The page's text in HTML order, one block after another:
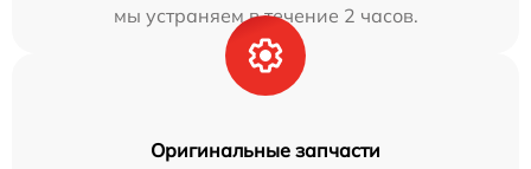
мы устраняем в течение 2 часов.
Оригинальные запчасти